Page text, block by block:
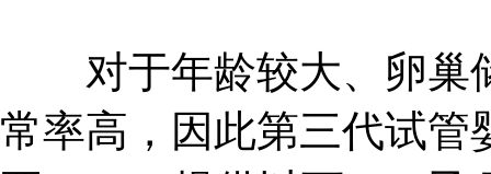
对于年龄较大、卵巢
常率高，因此第三代试管